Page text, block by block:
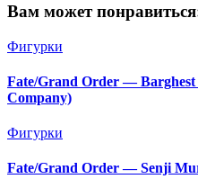
Вам может
Фигурки
Fate/Grand Order —
Company)
Фигурки
Fate/Grand Order — Senji